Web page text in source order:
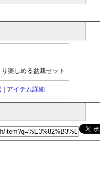
楽しめる盆栽セット
アイテム詳細